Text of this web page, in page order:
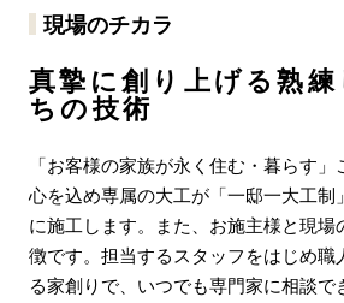
現場のチカラ
真摯に創り上げる熟練
ちの技術
「お客様の家族が永く住む・暮らす
心を込め専属の大工が「一邸一大工制
に施工します。また、お施主様と現場
徴です。担当するスタッフをはじめ職
る家創りで、いつでも専門家に相談で